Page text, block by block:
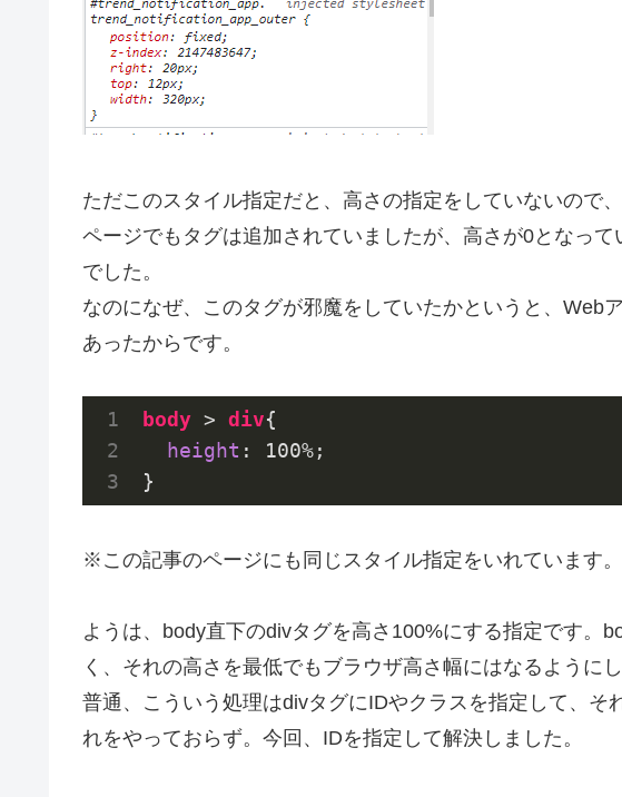
ただこのスタイル指定だと、高さの指定をしていないので
ページでもタグは追加されていましたが、高さが0となっ
でした。
なのになぜ、このタグが邪魔をしていたかというと、Web
あったからです。
body > div{
height : 100%;
※この記事のページにも同じスタイル指定をいれています。
ようは、body直下のdivタグを高さ100%にする指定です。
く、それの高さを最低でもブラウザ高さ幅にはなるように
普通、こういう処理はdivタグにIDやクラスを指定して、そ
れをやっておらず。今回、IDを指定して解決しました。